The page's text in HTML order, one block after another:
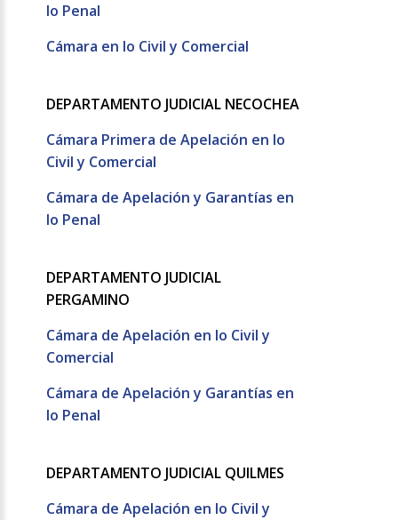
lo Penal
Cámara en lo Civil y Comercial
DEPARTAMENTO JUDICIAL NECOCHEA
Cámara Primera de Apelación en lo
Civil y Comercial
Cámara de Apelación y Garantías en
lo Penal
DEPARTAMENTO JUDICIAL
PERGAMINO
Cámara de Apelación en lo Civil y
Comercial
Cámara de Apelación y Garantías en
lo Penal
DEPARTAMENTO JUDICIAL QUILMES
Cámara de Apelación en lo Civil y